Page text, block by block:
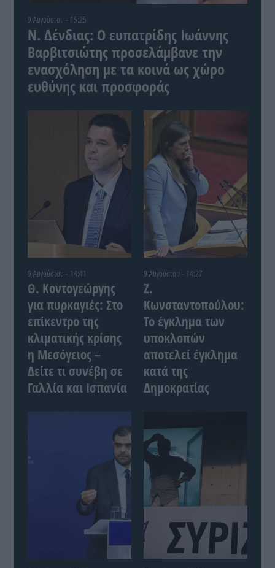
9 Αυγούστου - 15:25
Ν. Δένδιας: Ο ευπατρίδης Ιωάννης
Βαρβιτσιώτης προσελάμβανε την
ενασχόληση με τα κοινά ως χώρο
ευθύνης και προσφοράς
9 Αυγούστου - 14:41
Θ. Κοντογεώργης
για πυρκαγιές: Στο
επίκεντρο της
κλιματικής κρίσης
η Μεσόγειος –
Δείτε τι συνέβη σε
Γαλλία και Ισπανία
9 Αυγούστου - 14:27
Ζ.
Κωνσταντοπούλου:
Το έγκλημα των
υποκλοπών
αποτελεί έγκλημα
κατά της
Δημοκρατίας